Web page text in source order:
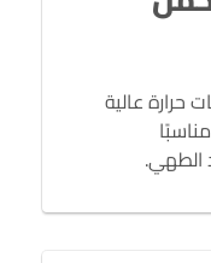
حرارة عالية
الطهي.